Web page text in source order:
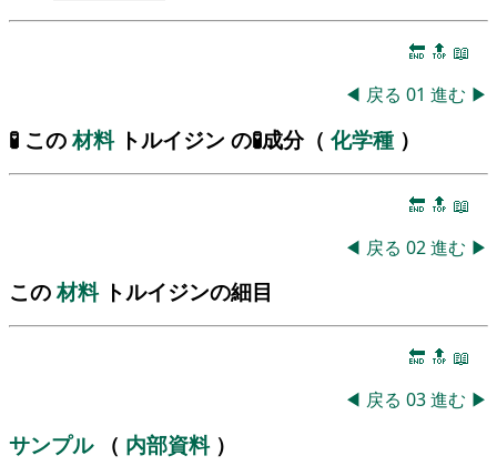
🔚 🔝 📖
◀ 戻る 01 進む ▶
🧪 この材料 トルイジン の🧪成分（ 化学種 ）
🔚 🔝 📖
◀ 戻る 02進む ▶
この材料 トルイジンの細目
🔚 🔝 📖
◀ 戻る 03進む ▶
サンプル （ 内部資料 ）